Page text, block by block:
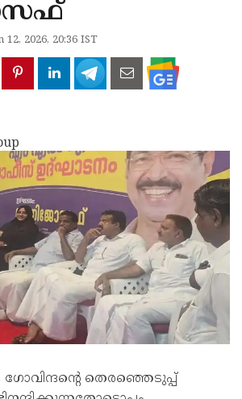
12, 2026, 20:36 IST
ഗോവിന്ദൻ്റെ തെരഞ്ഞെടുപ്പ്